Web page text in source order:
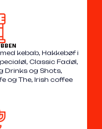
kebab, Hakkebøf i
Classic Fadøl,
Drinks og Shots,
og The, Irish coffee